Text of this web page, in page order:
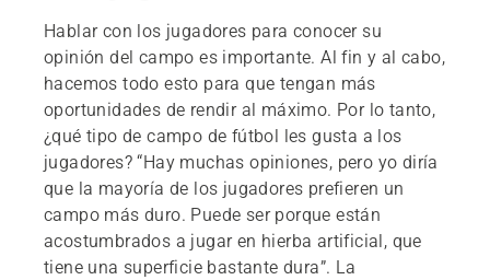
Hablar con los jugadores para conocer su
opinión del campo es importante. Al fin y al cabo,
hacemos todo esto para que tengan más
oportunidades de rendir al máximo. Por lo tanto,
¿qué tipo de campo de fútbol les gusta a los
jugadores? “Hay muchas opiniones, pero yo diría
que la mayoría de los jugadores prefieren un
campo más duro. Puede ser porque están
acostumbrados a jugar en hierba artificial, que
tiene una superficie bastante dura”. La